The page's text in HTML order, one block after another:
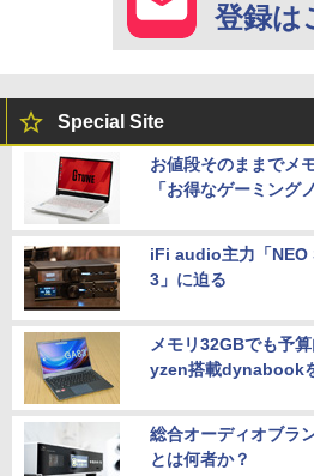
登録は
Special Site
お値段そのままでメ
「お得なゲーミング
iFi audio主力「NEO
3」に迫る
メモリ32GBでも予
yzen搭載dynabook
総合オーディオブラ
とは何者か？